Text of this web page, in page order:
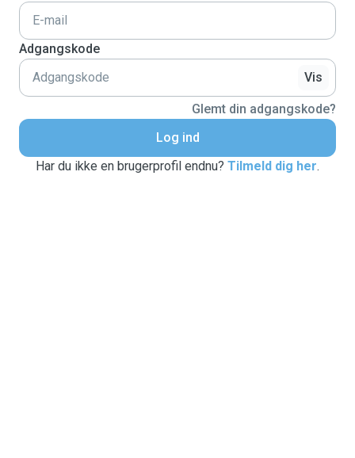
Adgangskode
Vis
Glemt din adgangskode?
Log ind
Har du ikke en brugerprofil endnu? Tilmeld dig her.